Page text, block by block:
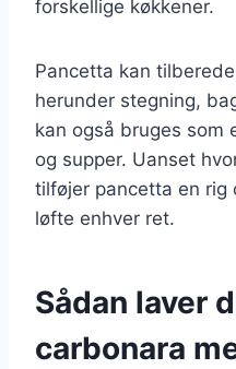
forskellige køkkener.
Pancetta kan
herunder stegning,
kan også bruges som
og supper. Uanset
tilføjer pancetta en rig
løfte enhver ret.
Sådan laver
carbonara